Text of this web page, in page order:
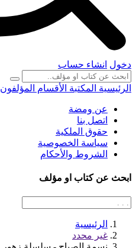
دخول انشاء حساب
الرئيسية المكتبة الأقسام المؤلفون
عن ومضة
اتصل بنا
حقوق الملكية
سياسة الخصوصية
الشروط والأحكام
ابحث عن كتاب او مؤلف
الرئيسية
غير محدد